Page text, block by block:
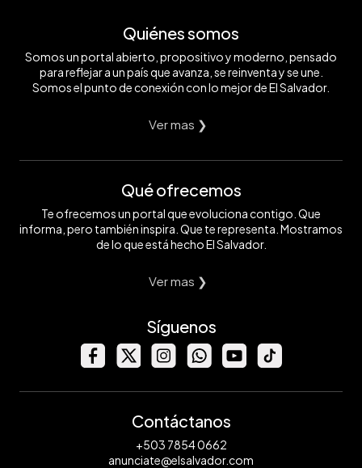
Quiénes somos
Somos un portal abierto, propositivo y moderno, pensado
para reflejar a un país que avanza, se reinventa y se une.
Somos el punto de conexión con lo mejor de El Salvador.
Ver mas ❯
Qué ofrecemos
Te ofrecemos un portal que evoluciona contigo. Que
informa, pero también inspira. Que te representa. Mostramos
de lo que está hecho El Salvador.
Ver mas ❯
Síguenos
Contáctanos
+503 7854 0662
anunciate@elsalvador.com